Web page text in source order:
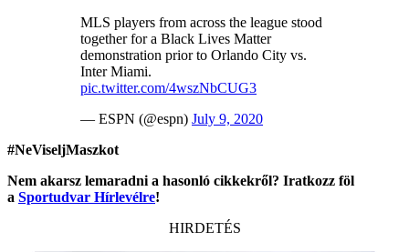
MLS players from across the league stood
together for a Black Lives Matter
demonstration prior to Orlando City vs.
Inter Miami.
pic.twitter.com/4wszNbCUG3
— ESPN (@espn) July 9, 2020
#NeViseljMaszkot
Nem akarsz lemaradni a hasonló cikkekről? Iratkozz föl
a Sportudvar Hírlevélre!
HIRDETÉS